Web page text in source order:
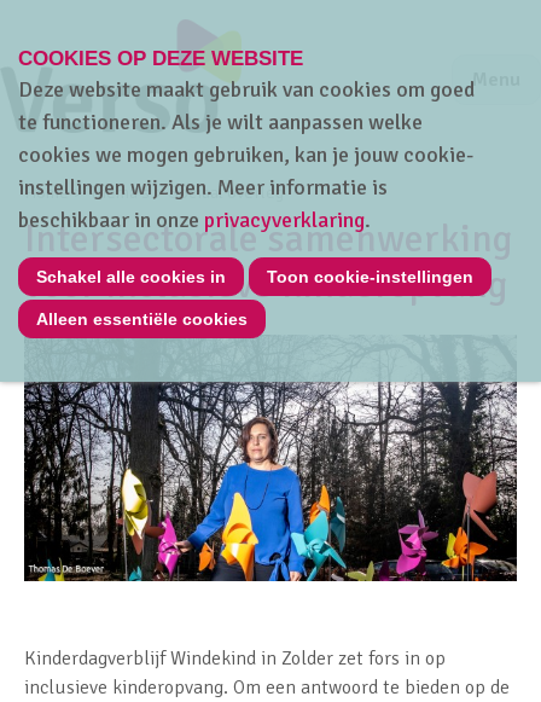
Jump
Menu
Home Thema's Sociaal overleg
Intersectorale samenwerking
voor inclusieve kinderopvang
Kinderdagverblijf Windekind in Zolder zet fors in op
inclusieve kinderopvang. Om een antwoord te bieden op de
COOKIES OP DEZE WEBSITE
Deze website maakt gebruik van cookies om goed
te functioneren. Als je wilt aanpassen welke
cookies we mogen gebruiken, kan je jouw cookie-
instellingen wijzigen. Meer informatie is
beschikbaar in onze privacyverklaring.
Schakel alle cookies in Toon cookie-instellingen
Alleen essentiële cookies